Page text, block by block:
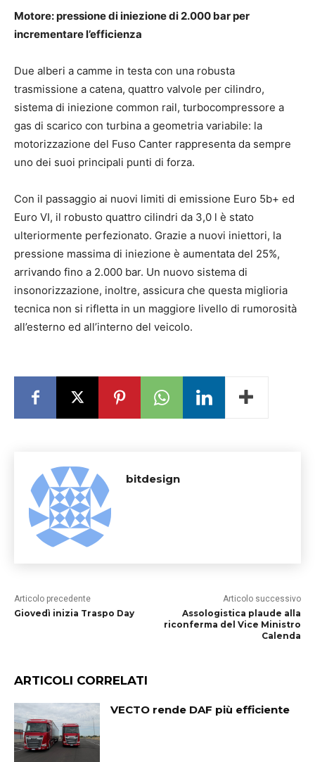
Motore: pressione di iniezione di 2.000 bar per
incrementare l’efficienza
Due alberi a camme in testa con una robusta
trasmissione a catena, quattro valvole per cilindro,
sistema di iniezione common rail, turbocompressore a
gas di scarico con turbina a geometria variabile: la
motorizzazione del Fuso Canter rappresenta da sempre
uno dei suoi principali punti di forza.
Con il passaggio ai nuovi limiti di emissione Euro 5b+ ed
Euro VI, il robusto quattro cilindri da 3,0 l è stato
ulteriormente perfezionato. Grazie a nuovi iniettori, la
pressione massima di iniezione è aumentata del 25%,
arrivando fino a 2.000 bar. Un nuovo sistema di
insonorizzazione, inoltre, assicura che questa miglioria
tecnica non si rifletta in un maggiore livello di rumorosità
all’esterno ed all’interno del veicolo.
bitdesign
Articolo precedente
Giovedì inizia Traspo Day
Articolo successivo
Assologistica plaude alla
riconferma del Vice Ministro
Calenda
ARTICOLI CORRELATI
VECTO rende DAF più efficiente